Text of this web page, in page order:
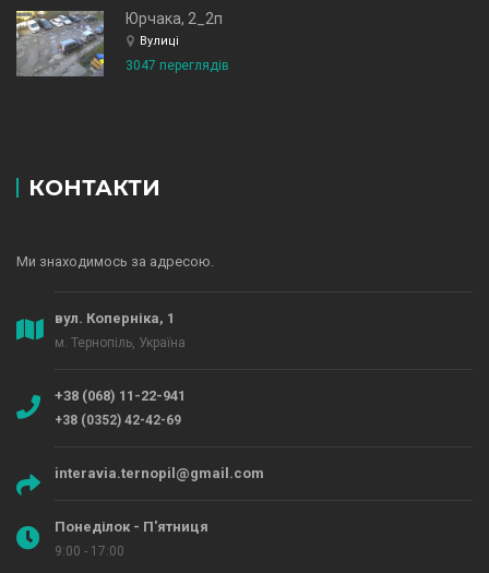
Юрчака, 2_2п
Вулиці
3047 переглядів
КОНТАКТИ
Ми знаходимось за адресою.
вул. Коперніка, 1
м. Тернопіль, Україна
+38 (068) 11-22-941
+38 (0352) 42-42-69
interavia.ternopil@gmail.com
Понеділок - П'ятниця
9:00 - 17:00